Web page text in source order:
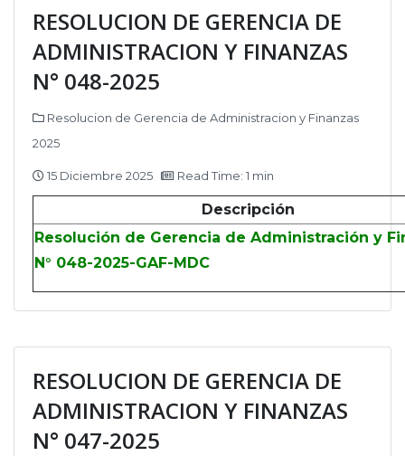
RESOLUCION DE GERENCIA DE
ADMINISTRACION Y FINANZAS
N° 048-2025
Resolucion de Gerencia de Administracion y Finanzas
2025
15 Diciembre 2025 Read Time: 1 min
Descripción
Resolución de Gerencia de Administración y
N° 048-2025-GAF-MDC
RESOLUCION DE GERENCIA DE
ADMINISTRACION Y FINANZAS
N° 047-2025